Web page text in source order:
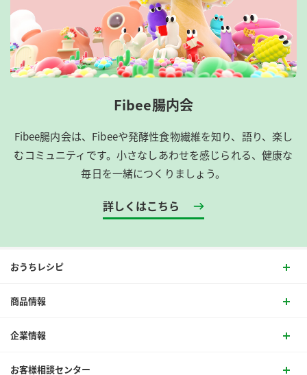
Fibee腸内会
Fibee腸内会は、​Fibeeや発酵性食物繊維を知り、語り、楽し
むコミュニティです。​小さなしあわせを感じられる、健康な
毎日を一緒につくりましょう。
詳しくはこちら
おうちレシピ
商品情報
企業情報
お客様相談センター